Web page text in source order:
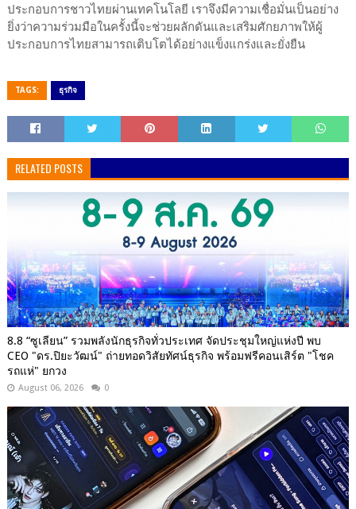
ประกอบการชาวไทยผ่านเทคโนโลยี เราจึงมีความเชื่อมั่นเป็นอย่าง
ยิ่งว่าความร่วมมือในครั้งนี้จะช่วยผลักดันและเสริมศักยภาพให้ผู้
ประกอบการไทยสามารถเติบโตได้อย่างแข็งแกร่งและยั่งยืน
TAGS: ธุรกิจ
RELATED POSTS
8.8 “ซูเลียน” รวมพลังนักธุรกิจทั่วประเทศ จัดประชุมใหญ่แห่งปี พบ
CEO "ดร.ปิยะวัฒน์" ถ่ายทอดวิสัยทัศน์ธุรกิจ พร้อมฟรีคอนเสิร์ต "โชค
รถแห่" ยกวง
August 06, 2026 0